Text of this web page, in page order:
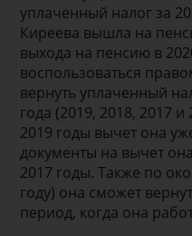
уплаченный налог за
Киреева вышла на
выхода на пенсию в
воспользоваться
вернуть уплаченный
года (2019, 2018, 2017 и
2019 годы вычет она
документы на вычет
2017 годы. Также по
году) она сможет
период, когда она